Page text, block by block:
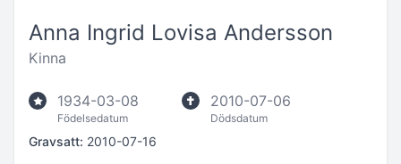
Anna Ingrid Lovisa Andersson
Kinna
1934-03-08
Födelsedatum
2010-07-06
Dödsdatum
Gravsatt: 2010-07-16